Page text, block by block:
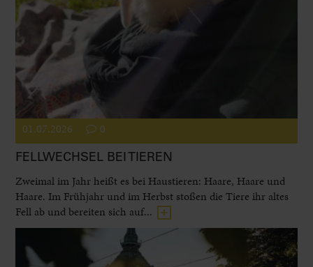
01.07.2026 0
FELLWECHSEL BEI TIEREN
Zweimal im Jahr heißt es bei Haustieren: Haare, Haare und
Haare. Im Frühjahr und im Herbst stoßen die Tiere ihr altes
Fell ab und bereiten sich auf...